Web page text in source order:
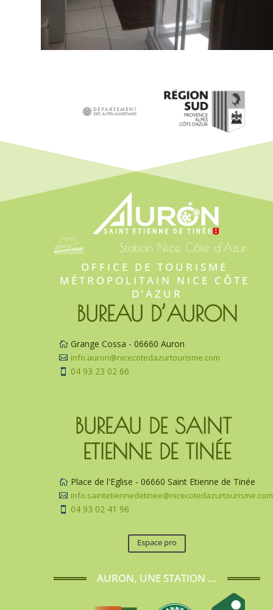
Station Nice Côte d'Azur
OFFICE DE TOURISME
MÉTROPOLITAIN NICE CÔTE
D’AZUR
BUREAU D’AURON
 Grange Cossa - 06660 Auron
 info.auron@nicecotedazurtourisme.com
 04 93 23 02 66
BUREAU DE SAINT
ETIENNE DE TINÉE
 Place de l'Eglise - 06660 Saint Etienne de Tinée
 info.saintetiennedetinee@nicecotedazurtourisme.com
 04 93 02 41 96
Espace pro
AURON, UNE STATION ...